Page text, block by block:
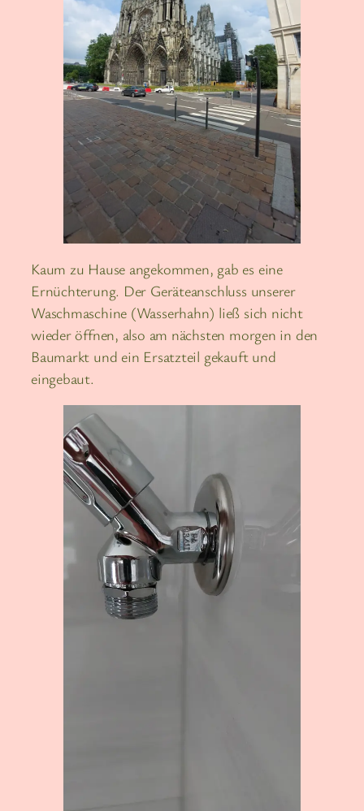
Kaum zu Hause angekommen, gab es eine
Ernüchterung. Der Geräteanschluss unserer
Waschmaschine (Wasserhahn) ließ sich nicht
wieder öffnen, also am nächsten morgen in den
Baumarkt und ein Ersatzteil gekauft und
eingebaut.